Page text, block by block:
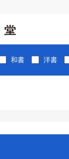
和書 洋書